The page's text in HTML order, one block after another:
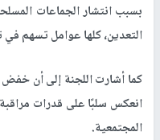
بسبب انتشار الجماعات
التعدين، كلها عوامل تسهم في
كما أشارت اللجنة إلى أن خفض
انعكس سلبًا على قدرات
المجتمعية.